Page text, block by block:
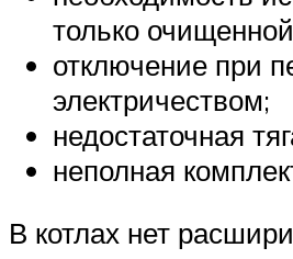
только
отключение при
электричеством;
недостаточная
неполная
В котлах нет